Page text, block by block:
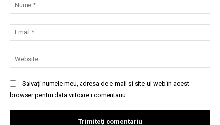
Salvați numele meu, adresa de e-mail și site-ul web în acest
browser pentru data viitoare i comentariu.